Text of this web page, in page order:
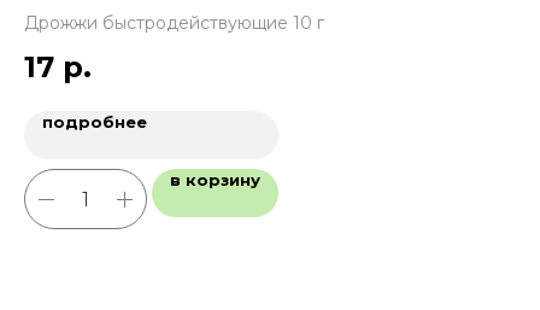
Дрожжи быстродействующие 10 г
17 р.
подробнее
в корзину